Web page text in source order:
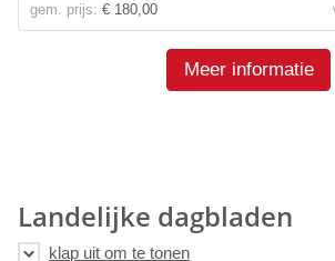
gem. prijs: € 180,00
Meer informatie
Landelijke dagbladen